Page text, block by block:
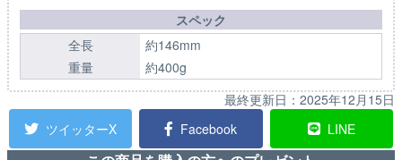
スペック
全長
約146mm
重量
約400g
最終更新日： 2025年12月15日
ツイッターX
Facebook LINE